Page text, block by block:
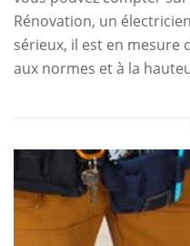
Rénovation, un
sérieux, il est en mesure
aux normes et à la